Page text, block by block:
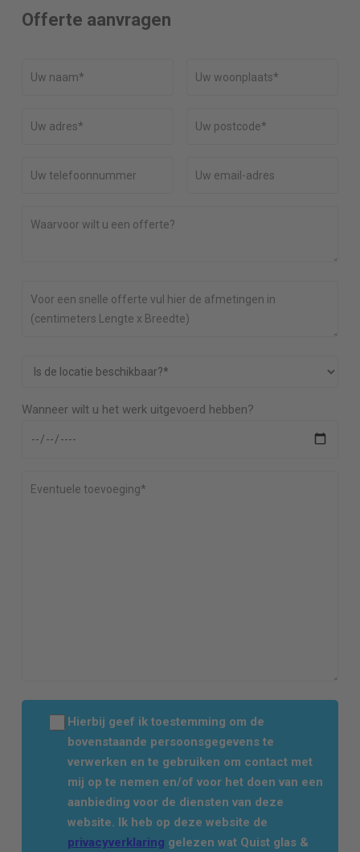
Offerte aanvragen
Wanneer wilt u het werk uitgevoerd hebben?
Hierbij geef ik toestemming om de
bovenstaande persoonsgegevens te
verwerken en te gebruiken om contact met
mij op te nemen en/of voor het doen van een
aanbieding voor de diensten van deze
website. Ik heb op deze website de
privacyverklaring gelezen wat Quist glas &